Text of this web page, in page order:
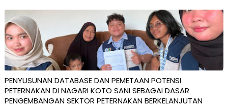
PENYUSUNAN DATABASE DAN PEMETAAN POTENSI
PETERNAKAN DI NAGARI KOTO SANI SEBAGAI DASAR
PENGEMBANGAN SEKTOR PETERNAKAN BERKELANJUTAN